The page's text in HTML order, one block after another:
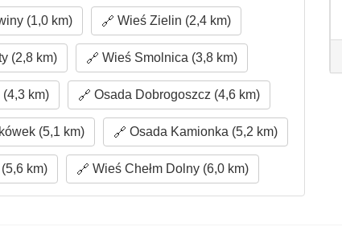
(1,0 km) Wieś Zielin (2,4 km)
(2,8 km) Wieś Smolnica (3,8 km)
km) Osada Dobrogoszcz (4,6 km)
(5,1 km) Osada Kamionka (5,2 km)
km) Wieś Chełm Dolny (6,0 km)